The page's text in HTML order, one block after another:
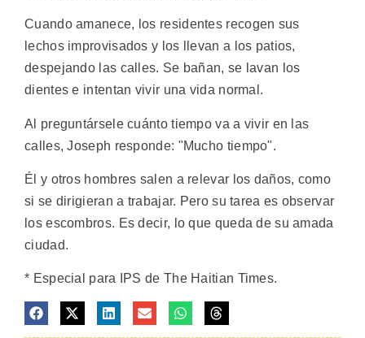
Cuando amanece, los residentes recogen sus
lechos improvisados y los llevan a los patios,
despejando las calles. Se bañan, se lavan los
dientes e intentan vivir una vida normal.
Al preguntársele cuánto tiempo va a vivir en las
calles, Joseph responde: "Mucho tiempo".
Él y otros hombres salen a relevar los daños, como
si se dirigieran a trabajar. Pero su tarea es observar
los escombros. Es decir, lo que queda de su amada
ciudad.
* Especial para IPS de The Haitian Times.